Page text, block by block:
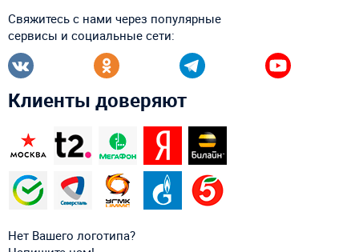
Свяжитесь с нами через популярные
сервисы и социальные сети:
Клиенты доверяют
Нет Вашего логотипа?